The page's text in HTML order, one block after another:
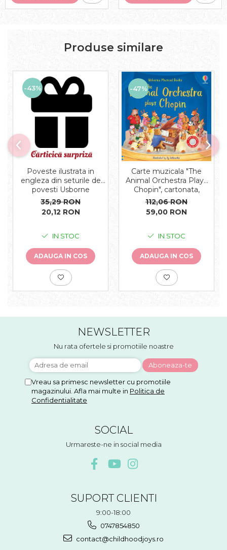
Produse similare
-43%
Poveste ilustrata in
engleza din seturile de
povesti Usborne
35,29 RON
20,12 RON
IN STOC
ADAUGA IN COS
-47%
Carte muzicala "The
Animal Orchestra Plays
Chopin", cartonata,
Usborne
112,06 RON
59,00 RON
IN STOC
ADAUGA IN COS
NEWSLETTER
Nu rata ofertele si promotiile noastre
Vreau sa primesc newsletter cu promotiile
magazinului. Afla mai multe in Politica de
Confidentialitate
SOCIAL
Urmareste-ne in social media
SUPORT CLIENTI
9:00-18:00
0747854850
contact@childhoodjoys.ro